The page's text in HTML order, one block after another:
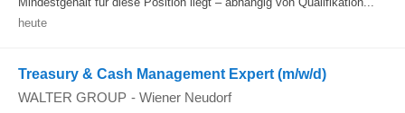
heute
Treasury & Cash Management Expert (m/w/d)
WALTER GROUP - Wiener Neudorf